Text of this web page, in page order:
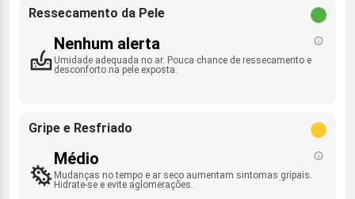
Ressecamento da Pele
Nenhum alerta
Umidade adequada no ar. Pouca chance de ressecamento e
desconforto na pele exposta.
Gripe e Resfriado
Médio
Mudanças no tempo e ar seco aumentam sintomas gripais.
Hidrate-se e evite aglomerações.